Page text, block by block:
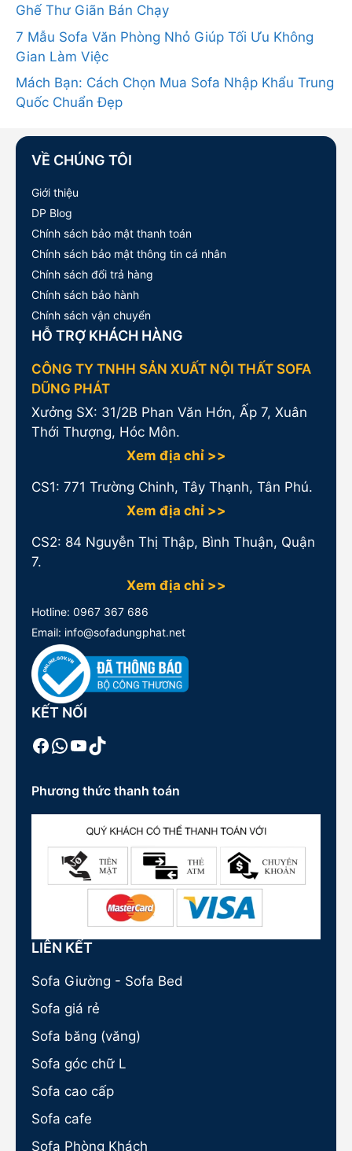
Ghế Thư Giãn Bán Chạy
7 Mẫu Sofa Văn Phòng Nhỏ Giúp Tối Ưu Không
Gian Làm Việc
Mách Bạn: Cách Chọn Mua Sofa Nhập Khẩu Trung
Quốc Chuẩn Đẹp
VỀ CHÚNG TÔI
Giới thiệu
DP Blog
Chính sách bảo mật thanh toán
Chính sách bảo mật thông tin cá nhân
Chính sách đổi trả hàng
Chính sách bảo hành
Chính sách vận chuyển
HỖ TRỢ KHÁCH HÀNG
CÔNG TY TNHH SẢN XUẤT NỘI THẤT SOFA
DŨNG PHÁT
Xưởng SX: 31/2B Phan Văn Hớn, Ấp 7, Xuân
Thới Thượng, Hóc Môn.
Xem địa chỉ >>
CS1: 771 Trường Chinh, Tây Thạnh, Tân Phú.
Xem địa chỉ >>
CS2: 84 Nguyễn Thị Thập, Bình Thuận, Quận
7.
Xem địa chỉ >>
Hotline: 0967 367 686
Email: info@sofadungphat.net
KẾT NỐI
Facebook
WhatsApp
Youtube
TikTok
Phương thức thanh toán
LIÊN KẾT
Sofa Giường - Sofa Bed
Sofa giá rẻ
Sofa băng (văng)
Sofa góc chữ L
Sofa cao cấp
Sofa cafe
Sofa Phòng Khách